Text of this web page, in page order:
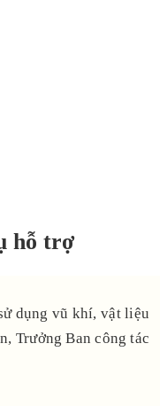
hỗ trợ
dụng vũ khí, vật liệu
Trưởng Ban công tác